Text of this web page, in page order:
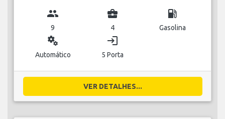
group
9
business_center
4
local_gas_station
Gasolina
miscellaneous_services
Automático
login
5 Porta
VER DETALHES...